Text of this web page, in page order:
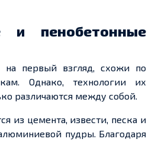
и пенобетонные
на первый взгляд, схожи по
Однако, технологии их
различаются между собой.
из цемента, извести, песка и
пудры. Благодаря